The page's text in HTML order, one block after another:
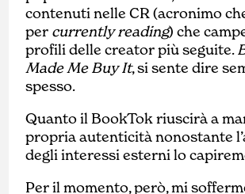
contenuti nelle CR (acronimo
per currently reading) che
profili delle creator più seguite.
Made Me Buy It, si sente dire
spesso.
Quanto il BookTok riuscirà a
propria autenticità nonostante
degli interessi esterni lo
Per il momento, però, mi